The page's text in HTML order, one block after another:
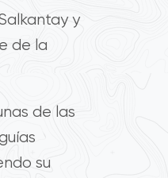
y
de la
de las
su